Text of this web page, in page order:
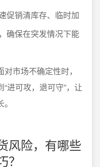
促销清库存、临时加
确保在突发情况下能
市场不确定性时，
进可攻，退可守”，让
风险，有哪些